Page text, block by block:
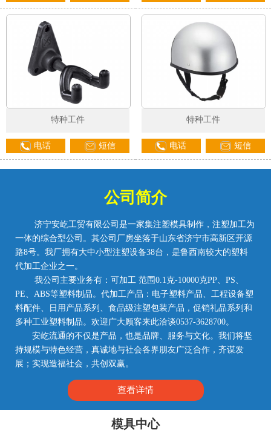
特种工件
电话 短信
特种工件
电话 短信
公司简介
济宁安屹工贸有限公司是一家集注塑模具制作，注塑加工为
一体的综合型公司。其公司厂房坐落于山东省济宁市高新区开源
路8号。我厂拥有大中小型注塑设备38台，是鲁西南较大的塑料
代加工企业之一。
我公司主要业务有：可加工 范围0.1克-10000克PP、PS、
PE、ABS等塑料制品。代加工产品：电子塑料产品、工程设备塑
料配件、日用产品系列、食品级注塑包装产品，促销礼品系列和
多种工业塑料制品。欢迎广大顾客来此洽谈0537-3628700。
安屹流通的不仅是产品，也是品牌、服务与文化。我们将坚
持规模与特色经营，真诚地与社会各界朋友广泛合作，齐谋发
展；实现造福社会，共创双赢。
查看详情
模具中心